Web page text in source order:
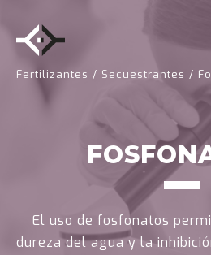
Fertilizantes / Secuestrantes /
El uso de fosfonatos
dureza del agua y la